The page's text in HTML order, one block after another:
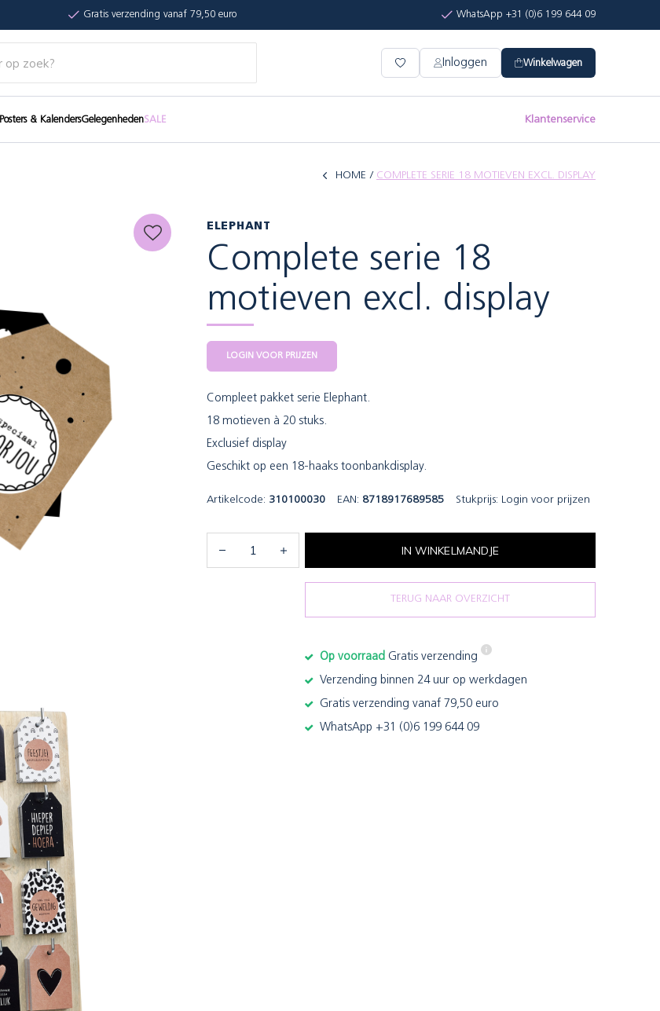
Gratis verzending vanaf 79,50 euro WhatsApp +31 (0)6 199 644 09
Inloggen Winkelwagen
Posters & KalendersGelegenhedenSALE Klantenservice
HOME COMPLETE SERIE 18 MOTIEVEN EXCL. DISPLAY
ELEPHANT
Complete serie 18
motieven excl. display
LOGIN VOOR PRIJZEN
Compleet pakket serie Elephant.
18 motieven à 20 stuks.
Exclusief display
Geschikt op een 18-haaks toonbankdisplay.
Artikelcode: 310100030 EAN: 8718917689585 Stukprijs: Login voor prijzen
IN WINKELMANDJE
TERUG NAAR OVERZICHT
Op voorraad Gratis verzending
Verzending binnen 24 uur op werkdagen
Gratis verzending vanaf 79,50 euro
WhatsApp +31 (0)6 199 644 09